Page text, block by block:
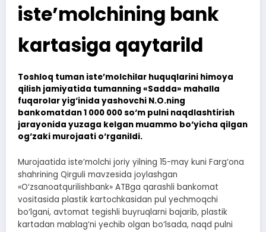
iste’molchining bank
kartasiga qaytarild
Toshloq tuman iste’molchilar huquqlarini himoya
qilish jamiyatida tumanning «Sadda» mahalla
fuqarolar yig‘inida yashovchi N.O.ning
bankomatdan 1 000 000 so‘m pulni naqdlashtirish
jarayonida yuzaga kelgan muammo bo‘yicha qilgan
og‘zaki murojaati o‘rganildi.
Murojaatida iste’molchi joriy yilning 15-may kuni Farg‘ona
shahrining Qirguli mavzesida joylashgan
«O‘zsanoatqurilishbank» ATBga qarashli bankomat
vositasida plastik kartochkasidan pul yechmoqchi
bo‘lgani, avtomat tegishli buyruqlarni bajarib, plastik
kartadan mablag‘ni yechib olgan bo‘lsada, naqd pulni